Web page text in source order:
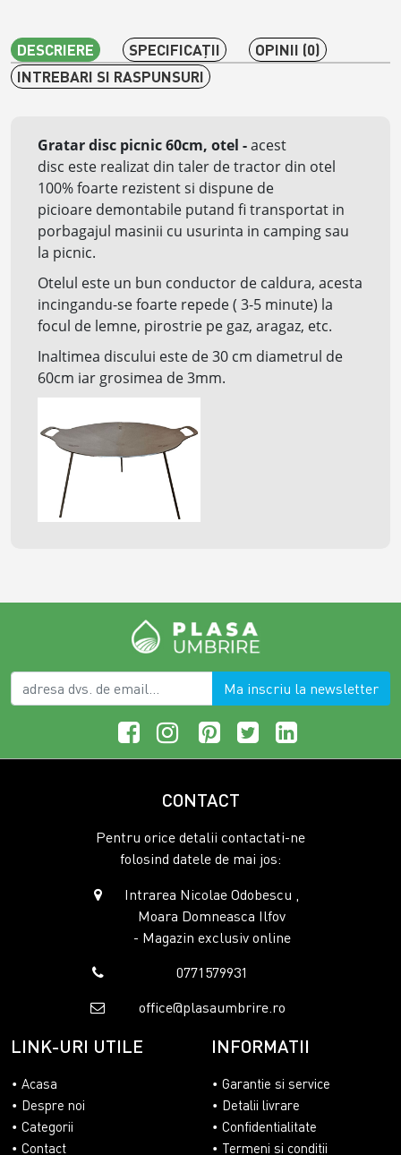
DESCRIERE SPECIFICAŢII
OPINII (0)
INTREBARI SI RASPUNSURI
Gratar disc picnic 60cm, otel -acest
disc este realizat din taler de tractor din otel
100% foarte rezistent si dispune de
picioare demontabile putand fi transportat in
porbagajul masinii cu usurinta in camping sau
la picnic.
Otelul este un bun conductor de caldura, acesta
incingandu-se foarte repede ( 3-5 minute) la
focul de lemne, pirostrie pe gaz, aragaz, etc.
Inaltimea discului este de 30 cm diametrul de
60cm iar grosimea de 3mm.
Ma inscriu la newsletter
CONTACT
Pentru orice detalii contactati-ne
folosind datele de mai jos:
Intrarea Nicolae Odobescu ,
Moara Domneasca Ilfov
- Magazin exclusiv online
0771579931
office@plasaumbrire.ro
LINK-URI UTILE
Acasa
Despre noi
Categorii
Contact
INFORMATII
Garantie si service
Detalii livrare
Confidentialitate
Termeni si conditii